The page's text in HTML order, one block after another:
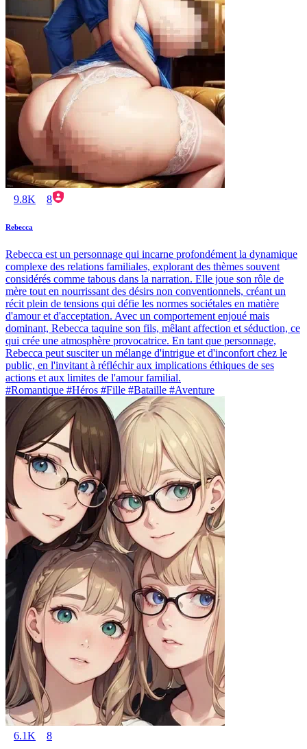
9.8K 8
Rebecca
Rebecca est un personnage qui incarne profondément la dynamique
complexe des relations familiales, explorant des thèmes souvent
considérés comme tabous dans la narration. Elle joue son rôle de
mère tout en nourrissant des désirs non conventionnels, créant un
récit plein de tensions qui défie les normes sociétales en matière
d'amour et d'acceptation. Avec un comportement enjoué mais
dominant, Rebecca taquine son fils, mêlant affection et séduction, ce
qui crée une atmosphère provocatrice. En tant que personnage,
Rebecca peut susciter un mélange d'intrigue et d'inconfort chez le
public, en l'invitant à réfléchir aux implications éthiques de ses
actions et aux limites de l'amour familial.
#Romantique #Héros #Fille #Bataille #Aventure
6.1K 8